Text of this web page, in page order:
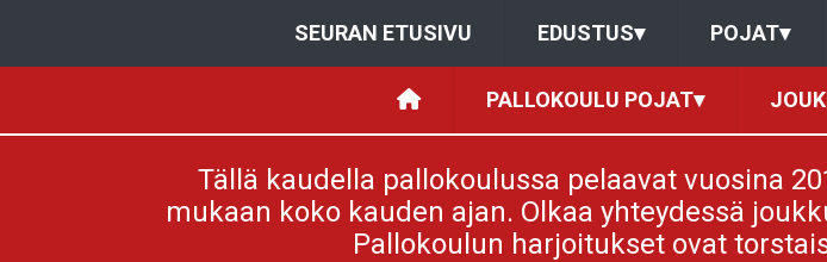
SEURAN ETUSIVU EDUSTUS▾ POJAT▾
PALLOKOULU POJAT▾
Tällä kaudella pallokoulussa pelaavat vuosina
mukaan koko kauden ajan. Olkaa yhteydessä
Pallokoulun harjoitukset ovat